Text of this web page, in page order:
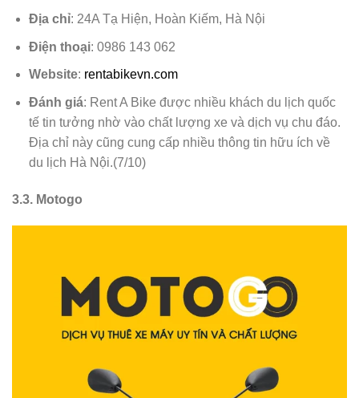
Địa chỉ: 24A Tạ Hiện, Hoàn Kiếm, Hà Nội
Điện thoại: 0986 143 062
Website: rentabikevn.com
Đánh giá: Rent A Bike được nhiều khách du lịch quốc
tế tin tưởng nhờ vào chất lượng xe và dịch vụ chu đáo.
Địa chỉ này cũng cung cấp nhiều thông tin hữu ích về
du lịch Hà Nội.(7/10)
3.3. Motogo